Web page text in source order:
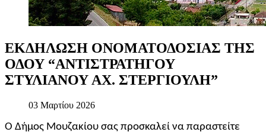
ΕΚΔΗΛΩΣΗ ΟΝΟΜΑΤΟΔΟΣΙΑΣ ΤΗΣ
ΟΔΟΥ “ΑΝΤΙΣΤΡΑΤΗΓΟΥ
ΣΤΥΛΙΑΝΟΥ ΑΧ. ΣΤΕΡΓΙΟΥΛΗ”
03 Μαρτίου 2026
Ο Δήμος Μουζακίου σας προσκαλεί να παραστείτε